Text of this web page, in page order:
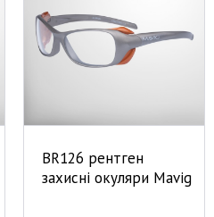
BR126 рентген
захисні окуляри Mavig